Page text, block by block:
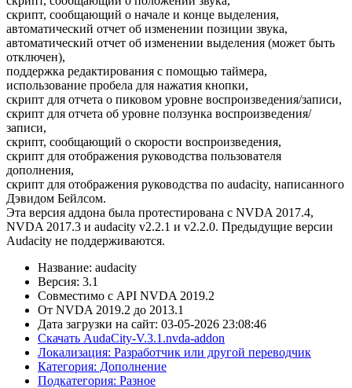
скрипт, сообщающий о начале и конце выделения,
автоматический отчет об изменении позиции звука,
автоматический отчет об изменении выделения (может быть
отключен),
поддержка редактирования с помощью таймера,
использование пробела для нажатия кнопки,
скрипт для отчета о пиковом уровне воспроизведения/записи,
скрипт для отчета об уровне ползунка воспроизведения/
записи,
скрипт, сообщающий о скорости воспроизведения,
скрипт для отображения руководства пользователя
дополнения,
скрипт для отображения руководства по audacity, написанного
Дэвидом Бейлсом.
Эта версия аддона была протестирована с NVDA 2017.4,
NVDA 2017.3 и audacity v2.2.1 и v2.2.0. Предыдущие версии
Audacity не поддерживаются.
Название: audacity
Версия: 3.1
Совместимо с API NVDA 2019.2
От NVDA 2019.2 до 2013.1
Дата загрузки на сайт: 03-05-2026 23:08:46
Скачать AudaCity-V.3.1.nvda-addon
Локализация: Разработчик или другой переводчик
Категория: Дополнение
Подкатегория: Разное